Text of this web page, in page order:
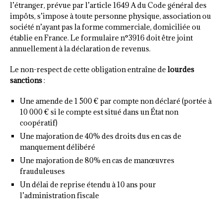
l’étranger, prévue par l’article 1649 A du Code général des
impôts, s’impose à toute personne physique, association ou
société n’ayant pas la forme commerciale, domiciliée ou
établie en France. Le formulaire n°3916 doit être joint
annuellement à la déclaration de revenus.
Le non-respect de cette obligation entraîne de lourdes
sanctions:
Une amende de 1 500 € par compte non déclaré (portée à
10 000 € si le compte est situé dans un État non
coopératif)
Une majoration de 40% des droits dus en cas de
manquement délibéré
Une majoration de 80% en cas de manœuvres
frauduleuses
Un délai de reprise étendu à 10 ans pour
l’administration fiscale